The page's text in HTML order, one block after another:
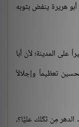
هريرة ينفض بثوبه
المدينة؛ لأن أبا
تعظيماً وإجلالاً
مِن ثكْلك عليًّا؟،